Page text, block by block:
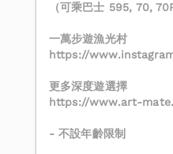
（可乘巴士 595, 70,
一萬步遊漁光村
https://
更多深度遊選擇
https://www.art-
- 不設年齡限制